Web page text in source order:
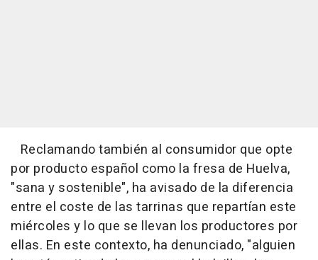
Reclamando también al consumidor que opte
por producto español como la fresa de Huelva,
"sana y sostenible", ha avisado de la diferencia
entre el coste de las tarrinas que repartían este
miércoles y lo que se llevan los productores por
ellas. En este contexto, ha denunciado, "alguien